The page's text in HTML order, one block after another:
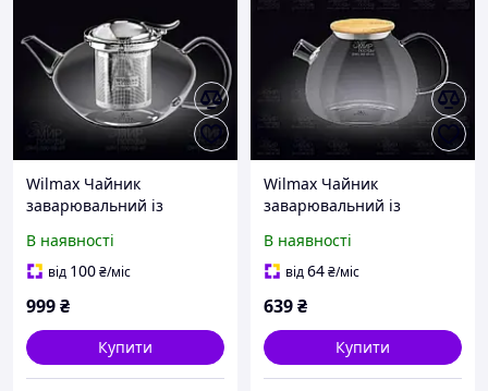
Wilmax Чайник
заварювальний із
Thermo 1,55 л WL-
888806/A
В наявності
від 100₴/міс
999₴
Купити
Wilmax Чайник
заварювальний із
Thermo 1 л WL-888823/A
В наявності
від64₴/міс
639₴
Купити